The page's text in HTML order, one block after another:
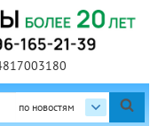
по новостям